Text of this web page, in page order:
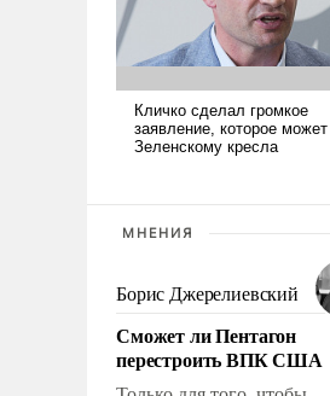
МНЕНИЯ
Борис Джерелиевский
Сможет ли Пентагон
перестроить ВПК США